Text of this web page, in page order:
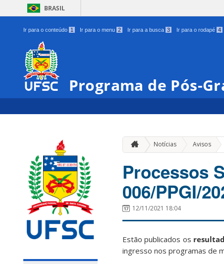
BRASIL
Ir para o conteúdo 1 Ir para o menu 2 Ir para a busca 3 Ir para o rodapé 4
Programa de Pós-
Notícias Avisos »
Processos
006/PPGI/
12/11/2021 18:04
Estão publicados os
ingresso nos programas de